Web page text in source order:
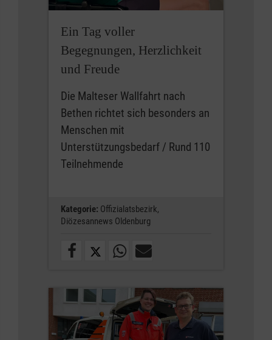
Ein Tag voller
Begegnungen, Herzlichkeit
und Freude
Die Malteser Wallfahrt nach
Bethen richtet sich besonders an
Menschen mit
Unterstützungsbedarf / Rund 110
Teilnehmende
Kategorie: Offizialatsbezirk,
Diözesannews Oldenburg